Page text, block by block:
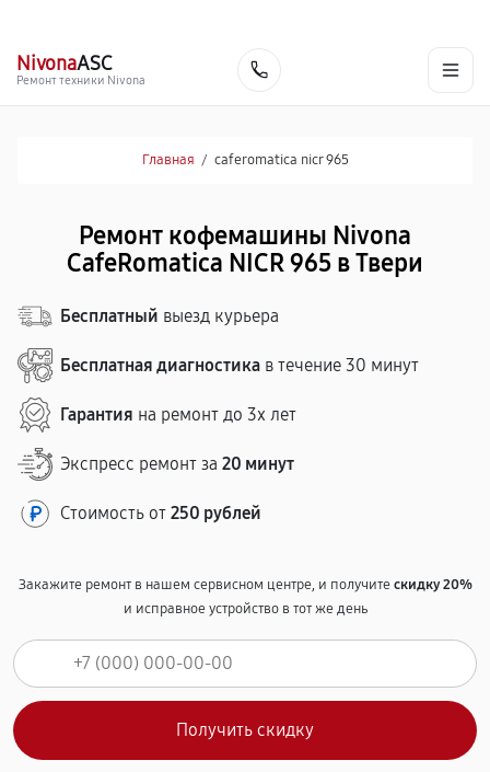
NivonaASC
Ремонт техники Nivona
Главная / caferomatica nicr 965
Ремонт кофемашины Nivona
CafeRomatica NICR 965 в Твери
Бесплатный выезд курьера
Бесплатная диагностика в течение 30 минут
Гарантия на ремонт до 3х лет
Экспресс ремонт за 20 минут
Стоимость от 250 рублей
Закажите ремонт в нашем сервисном центре, и получитескидку 20%
и исправное устройство в тот же день